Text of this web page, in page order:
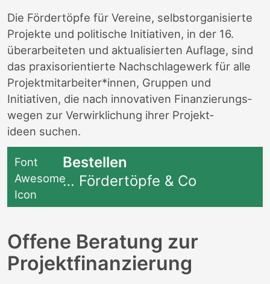
Die Förder­töpfe für Vereine, selbst­organisierte
Projekte und politische Initiativen, in der 16.
überarbeiteten und aktualisierten Auflage, sind
das praxisorientierte Nachschlagewerk für alle
Projekt­mit­arbeiter*innen, Gruppen und
Initiativen, die nach innovativen Finanzierungs­
wegen zur Verwirklichung ihrer Projekt­
ideen suchen.
Font
Awesome
Icon
Bestellen
… Fördertöpfe & Co
Offene Beratung zur
Projektfinanzierung